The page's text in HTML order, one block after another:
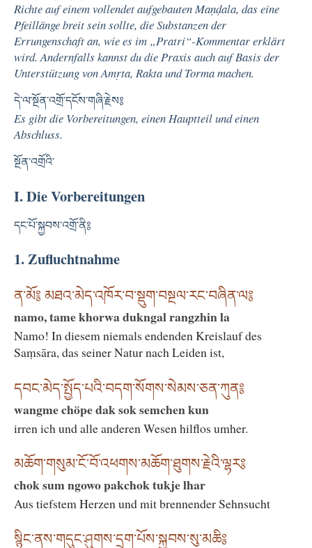
Richte auf einem vollendet aufgebauten Maṇḍala, das eine
Pfeillänge breit sein sollte, die Substanzen der
Errungenschaft an, wie es im „Pratri“-Kommentar erklärt
wird. Andernfalls kannst du die Praxis auch auf Basis der
Unterstützung von Amṛta, Rakta und Torma machen.
དེ་ལ་སྔོན་འགྲོ་དངོས་གཞི་རྗེས༔
Es gibt die Vorbereitungen, einen Hauptteil und einen
Abschluss.
སྔོན་འགྲོའི་
I. Die Vorbereitungen
དང་པོ་སྐྱབས་འགྲོ་ནི༔
1. Zufluchtnahme
ན་མོ༔ མཐའ་མེད་འཁོར་བ་སྡུག་བསྔལ་རང་བཞིན་ལ༔
namo, tame khorwa dukngal rangzhin la
Namo! In diesem niemals endenden Kreislauf des
Saṃsāra, das seiner Natur nach Leiden ist,
དབང་མེད་སྤྱོད་པའི་བདག་སོགས་སེམས་ཅན་ཀུན༔
wangme chöpe dak sok semchen kun
irren ich und alle anderen Wesen hilflos umher.
མཆོག་གསུམ་ངོ་བོ་འཕགས་མཆོག་ཐུགས་རྗེའི་ལྷར༔
chok sum ngowo pakchok tukje lhar
Aus tiefstem Herzen und mit brennender Sehnsucht
སྙིང་ནས་གདུང་ཤུགས་དྲག་པོས་སྐྱབས་སུ་མཆི༔